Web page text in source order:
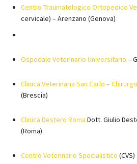
Centro Traumatologico Ortopedico
cervicale) – Arenzano (Genova)
Ospedale Veterinario Universitario –
Clinica Veterinaria San Carlo –
(Brescia)
Clinica Destero Roma Dott. Giulio
(Roma)
Centro Veterinario Specialistico